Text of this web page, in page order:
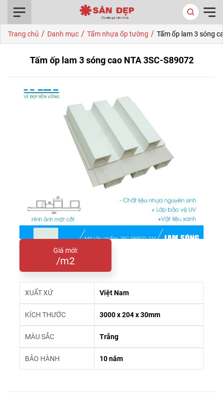
Trang chủ / Danh mục / Tấm nhựa ốp tường / Tấm ốp lam 3 sóng
Tấm ốp lam 3 sóng cao NTA 3SC-S89072
Giá mới:
/m2
XUẤT XỨ Việt Nam
KÍCH THƯỚC 3000 x 204 x 30mm
MÀU SẮC Trắng
BẢO HÀNH 10 năm